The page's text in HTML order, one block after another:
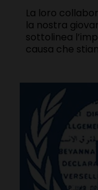
La loro
la nostra
sottolinea
causa che